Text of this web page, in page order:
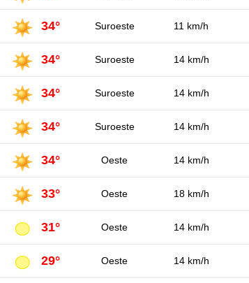
34° Suroeste 11 km/h
34° Suroeste 14 km/h
34° Suroeste 14 km/h
34° Suroeste 14 km/h
34° Oeste 14 km/h
33° Oeste 18 km/h
31° Oeste 14 km/h
29° Oeste 14 km/h